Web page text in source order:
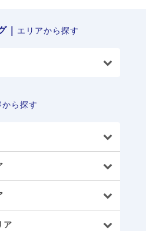
｜ エリアから探す
ら探す
ア